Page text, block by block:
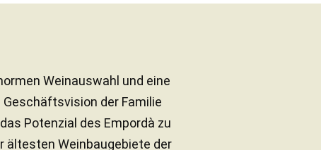
Weinauswahl und eine
der Familie
Potenzial des Empordà zu
ältesten Weinbaugebiete der